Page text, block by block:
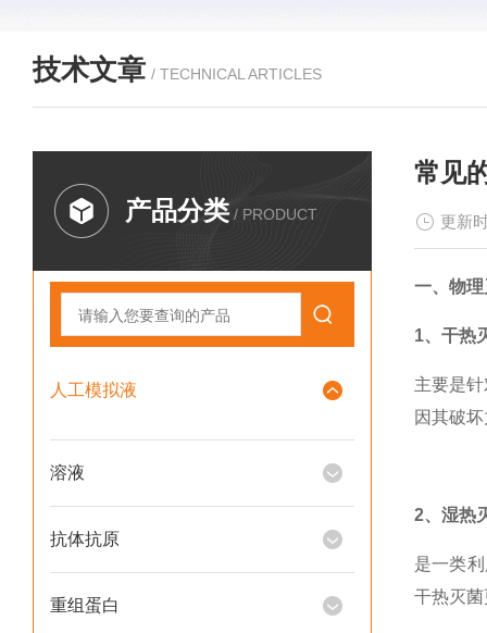
技术文章 / TECHNICAL ARTICLES
产品分类 / PRODUCT
人工模拟液
溶液
抗体抗原
重组蛋白
常见
更新
一、物
1、干热
主要是
因其破
2、湿热
是一类
干热灭